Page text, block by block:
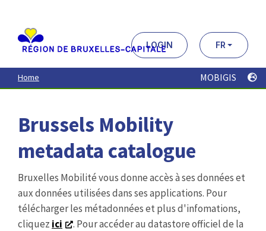
contenu
principal
LOGIN FR
Home MOBIGIS
Brussels Mobility
metadata catalogue
Bruxelles Mobilité vous donne accès à ses données et
aux données utilisées dans ses applications. Pour
télécharger les métadonnées et plus d'infomations,
cliquez ici
. Pour accéder au datastore officiel de la